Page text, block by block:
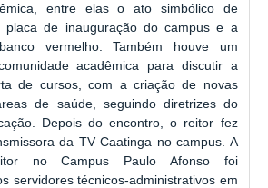
entre elas o ato simbólico de
placa de inauguração do campus e a
vermelho. Também houve um
acadêmica para discutir a
de cursos, com a criação de novas
de saúde, seguindo diretrizes do
Depois do encontro, o reitor fez
da TV Caatinga no campus. A
no Campus Paulo Afonso foi
servidores técnicos-administrativos em